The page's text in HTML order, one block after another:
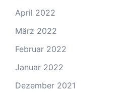
April 2022
März 2022
Februar 2022
Januar 2022
Dezember 2021